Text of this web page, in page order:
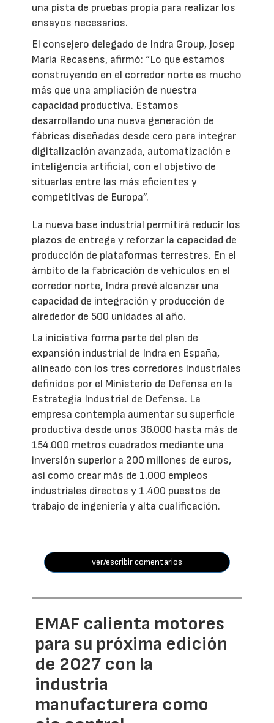
una pista de pruebas propia para realizar los
ensayos necesarios.
El consejero delegado de Indra Group, Josep
María Recasens, afirmó: “Lo que estamos
construyendo en el corredor norte es mucho
más que una ampliación de nuestra
capacidad productiva. Estamos
desarrollando una nueva generación de
fábricas diseñadas desde cero para integrar
digitalización avanzada, automatización e
inteligencia artificial, con el objetivo de
situarlas entre las más eficientes y
competitivas de Europa”.
La nueva base industrial permitirá reducir los
plazos de entrega y reforzar la capacidad de
producción de plataformas terrestres. En el
ámbito de la fabricación de vehículos en el
corredor norte, Indra prevé alcanzar una
capacidad de integración y producción de
alrededor de 500 unidades al año.
La iniciativa forma parte del plan de
expansión industrial de Indra en España,
alineado con los tres corredores industriales
definidos por el Ministerio de Defensa en la
Estrategia Industrial de Defensa. La
empresa contempla aumentar su superficie
productiva desde unos 36.000 hasta más de
154.000 metros cuadrados mediante una
inversión superior a 200 millones de euros,
así como crear más de 1.000 empleos
industriales directos y 1.400 puestos de
trabajo de ingeniería y alta cualificación.
ver/escribir comentarios
EMAF calienta motores
para su próxima edición
de 2027 con la
industria
manufacturera como